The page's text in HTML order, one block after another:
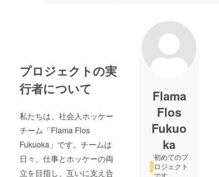
プロジェクトの実
行者について
私たちは、社会人ホッケー
チーム「Flama Flos
Fukuoka」です。チームは
日々、仕事とホッケーの両
立を目指し、互いに支え合
Flama
Flos
Fukuo
ka
初めてのプ
ロジェクト